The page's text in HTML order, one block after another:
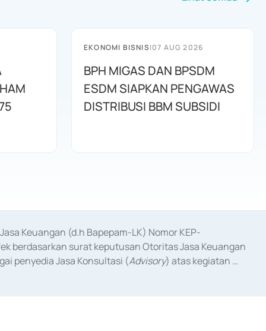
EKONOMI BISNIS|07 AUG 2026
BPH MIGAS DAN BPSDM
ESDM SIAPKAN PENGAWAS
DISTRIBUSI BBM SUBSIDI
Keuangan (d.h Bapepam-LK) Nomor KEP-
berdasarkan surat keputusan Otoritas Jasa Keuangan
penyedia Jasa Konsultasi (Advisory) atas kegiatan